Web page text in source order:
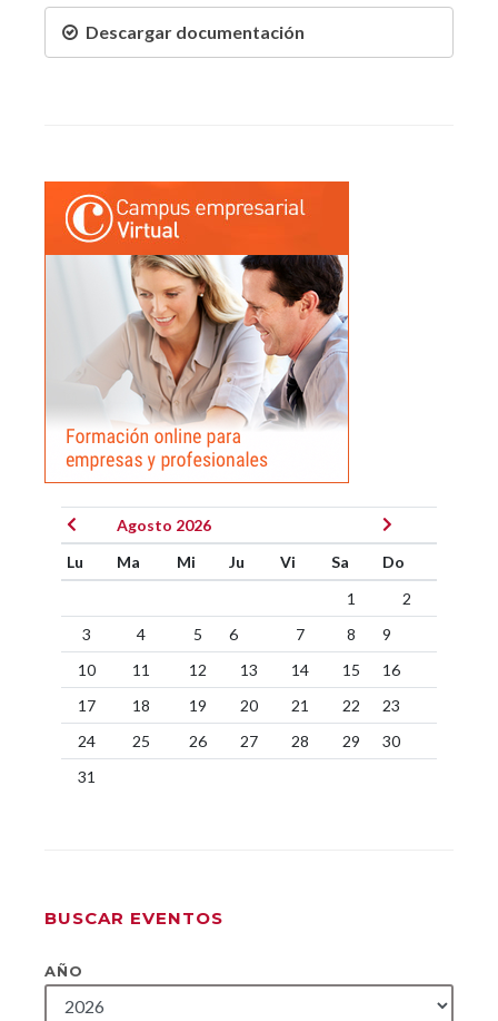
Descargar documentación
Agosto 2026
Lu
Ma Mi Ju Vi Sa
Do
1
2
3
4 5 6 7 8
9
10
11 12 13 14 15
16
17
18 19 20 21 22
23
24
25 26 27 28 29
30
31
BUSCAR EVENTOS
AÑO